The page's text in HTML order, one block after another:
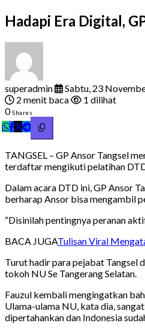
Hadapi Era Digital,
superadmin
Sabtu, 23
2 menit baca
1 dilihat
0Shares
TANGSEL – GP Ansor Tangsel
terdaftar mengikuti pelatihan
Dalam acara DTD ini, GP Ansor
berharap Ansor bisa mengambil
“Disinilah pentingnya peranan
BACA JUGATulisan Viral
Turut hadir para pejabat Tangsel
tokoh NU Se Tangerang Selatan.
Fauzul kembali mengingatkan
Ulama-ulama NU, kata dia,
dipertahankan dan Indonesia